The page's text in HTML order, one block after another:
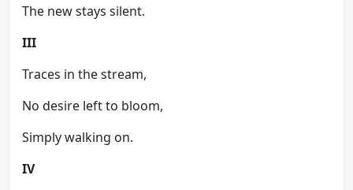
The new stays silent.
III
Traces in the stream,
No desire left to bloom,
Simply walking on.
IV